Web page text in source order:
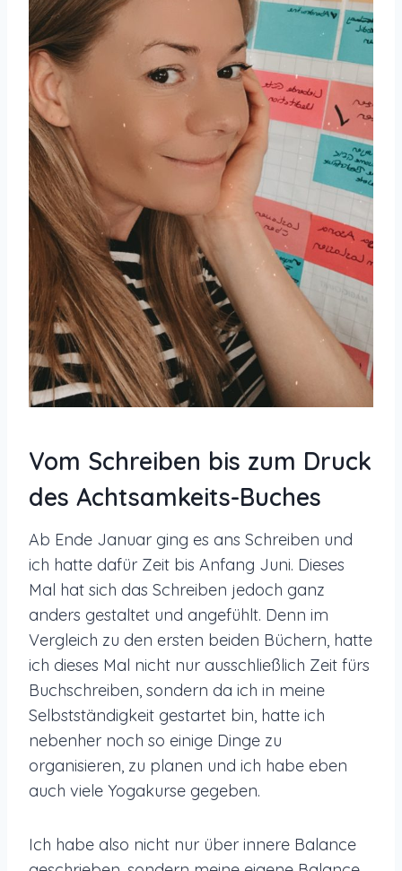
Vom Schreiben bis zum Druck
des Achtsamkeits-Buches
Ab Ende Januar ging es ans Schreiben und
ich hatte dafür Zeit bis Anfang Juni. Dieses
Mal hat sich das Schreiben jedoch ganz
anders gestaltet und angefühlt. Denn im
Vergleich zu den ersten beiden Büchern, hatte
ich dieses Mal nicht nur ausschließlich Zeit fürs
Buchschreiben, sondern da ich in meine
Selbstständigkeit gestartet bin, hatte ich
nebenher noch so einige Dinge zu
organisieren, zu planen und ich habe eben
auch viele Yogakurse gegeben.
Ich habe also nicht nur über innere Balance